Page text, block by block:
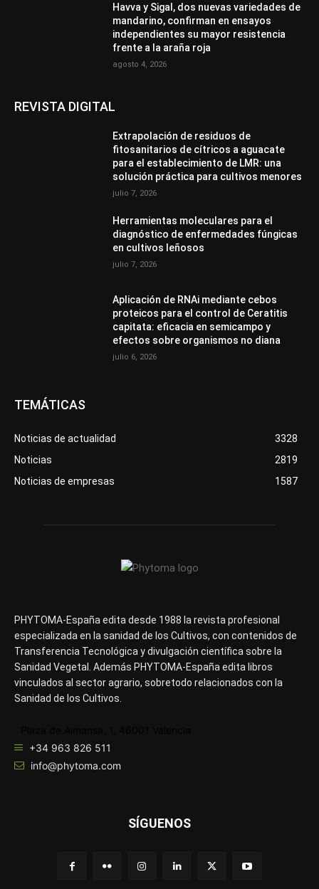
Havva y Sigal, dos nuevas variedades de
mandarino, confirman en ensayos
independientes su mayor resistencia
frente a la araña roja
agosto 4, 2026
REVISTA DIGITAL
Extrapolación de residuos de
fitosanitarios de cítricos a aguacate
para el establecimiento de LMR: una
solución práctica para cultivos menores
julio 7, 2026
Herramientas moleculares para el
diagnóstico de enfermedades fúngicas
en cultivos leñosos
julio 7, 2026
Aplicación de RNAi mediante cebos
proteicos para el control de Ceratitis
capitata: eficacia en semicampo y
efectos sobre organismos no diana
julio 6, 2026
TEMÁTICAS
Noticias de actualidad
3328
Noticias
2819
Noticias de empresas
1587
PHYTOMA-España edita desde 1988 la revista profesional
especializada en la sanidad de los Cultivos, con contenidos de
Transferencia Tecnológica y divulgación científica sobre la
Sanidad Vegetal. Además PHYTOMA-España edita libros
vinculados al sector agrario, sobretodo relacionados con la
Sanidad de los Cultivos.
+34 963 826 511
info@phytoma.com
SÍGUENOS